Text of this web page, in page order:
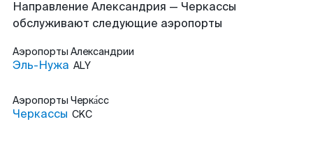
Направление Александрия — Черкассы
обслуживают следующие аэропорты
Аэропорты Александрии
Эль-Нужа ALY
Аэропорты Черка́сс
Черкассы CKC